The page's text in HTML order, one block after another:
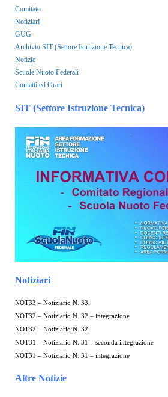
Comitato
Notiziari
GUG
Archivio SIT (Settore Istruzione Tecnica)
Notizie
Scuole Nuoto Federali
Contatti ed Orari
SIT (Settore Istruzione Tecnica)
Notiziari
NOT33 – Notiziario N. 33
NOT32 – Notiziario N. 32 – integrazione
NOT32 – Notiziario N. 32
NOT31 – Notiziario N. 31 – seconda integrazione
NOT31 – Notiziario N. 31 – integrazione
Altre Notizie